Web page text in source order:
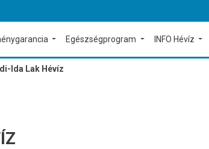
Egészségprogram INFO Hévíz
Ida Lak Hévíz